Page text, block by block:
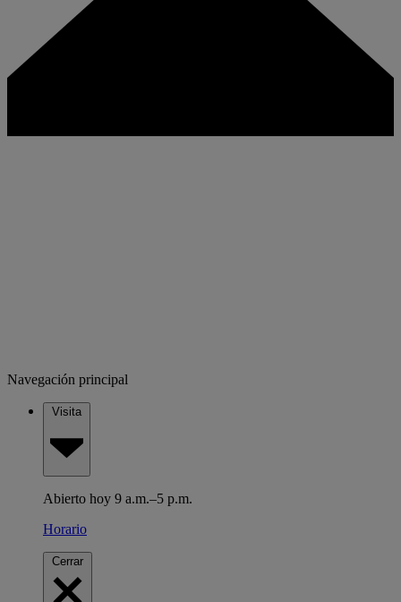
Navegación principal
Visita
Abierto hoy 9 a.m.–5 p.m.
Horario
Cerrar